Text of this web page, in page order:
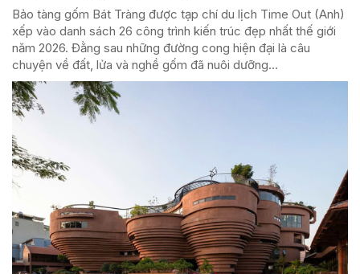
Bảo tàng gốm Bát Tràng được tạp chí du lịch Time Out (Anh)
xếp vào danh sách 26 công trình kiến trúc đẹp nhất thế giới
năm 2026. Đằng sau những đường cong hiện đại là câu
chuyện về đất, lửa và nghề gốm đã nuôi dưỡng...